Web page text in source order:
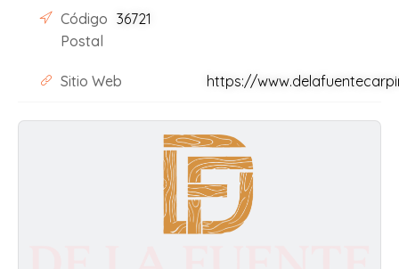
Código
Postal
36721
Sitio Web https://